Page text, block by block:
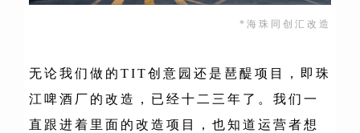
*海珠同创汇改造
无论我们做的TIT创意园还是琶醍项目，即珠
江啤酒厂的改造，已经十二三年了。我们一
直跟进着里面的改造项目，也知道运营者想